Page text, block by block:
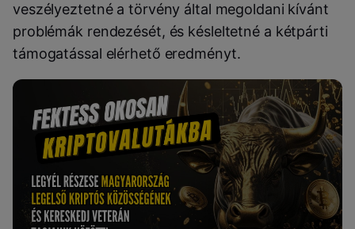
veszélyeztetné a törvény által megoldani kívánt
problémák rendezését, és késleltetné a kétpárti
támogatással elérhető eredményt.